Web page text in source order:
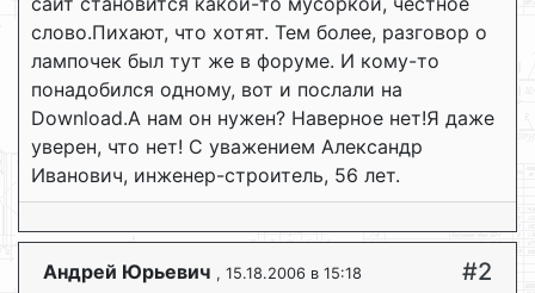
слово.Пихают, что хотят. Тем более, разговор о
лампочек был тут же в форуме. И кому-то
понадобился одному, вот и послали на
Download.А нам он нужен? Наверное нет!Я даже
уверен, что нет! С уважением Александр
Иванович, инженер-строитель, 56 лет.
Андрей Юрьевич , 15.18.2006 в 15:18 #2